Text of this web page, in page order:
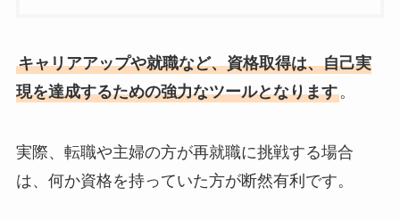
キャリアアップや就職など、資格取得は、自己実
現を達成するための強力なツールとなります。
実際、転職や主婦の方が再就職に挑戦する場合
は、何か資格を持っていた方が断然有利です。